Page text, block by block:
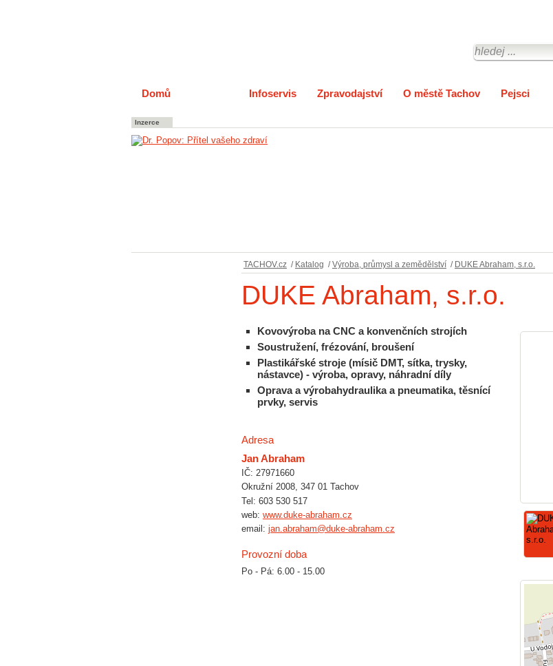
Domů Infoservis Zpravodajství O městě Tachov Pejsci
Inzerce
TACHOV.cz / Katalog / Výroba, průmysl a zemědělství / DUKE Abraham, s.r.o.
DUKE Abraham, s.r.o.
Kovovýroba na CNC a konvenčních strojích
Soustružení, frézování, broušení
Plastikářské stroje (mísič DMT, sítka, trysky,
nástavce) - výroba, opravy, náhradní díly
Oprava a výrobahydraulika a pneumatika, těsnící
prvky, servis
Adresa
Jan Abraham
IČ: 27971660
Okružní 2008, 347 01 Tachov
Tel: 603 530 517
web: www.duke-abraham.cz
email: jan.abraham@duke-abraham.cz
Provozní doba
Po - Pá: 6.00 - 15.00